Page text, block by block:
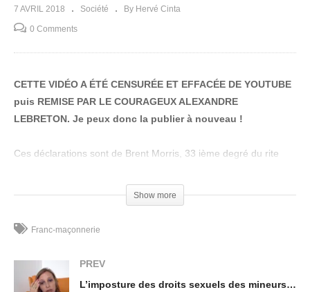
7 AVRIL 2018 Société By Hervé Cinta
0 Comments
CETTE VIDÉO A ÉTÉ CENSURÉE ET EFFACÉE DE YOUTUBE
puis REMISE PAR LE COURAGEUX ALEXANDRE
LEBRETON. Je peux donc la publier à nouveau !
Ces déclarations sont de Brent Morris, 33 ième degré du rite
pas chercher à changer l’opinion des anti-maçons primaires ou
éveillés, cela ne ferait que renforcer leur pouvoir et mettrait en
danger la franc-maçonnerie. Il faut continuer à travailler la
Show more
Franc-maçonnerie
PREV
L’imposture des droits sexuels des mineurs par Ariane Bilheran !